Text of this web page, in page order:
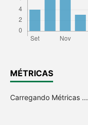
MÉTRICAS
Carregando Métricas ...